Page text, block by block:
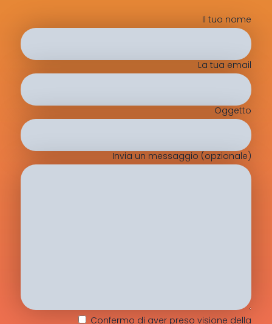
Il tuo nome
La tua email
Oggetto
Invia un messaggio (opzionale)
Confermo di aver preso visione della